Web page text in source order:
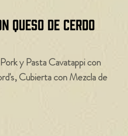
queso de cerdo
y Pasta Cavatappi con
Cubierta con Mezcla de